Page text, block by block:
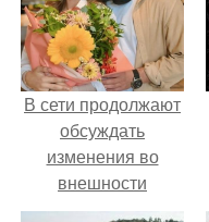
В сети продолжают
обсуждать
изменения во
внешности
актрисы.